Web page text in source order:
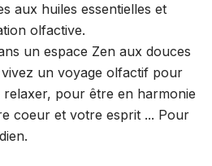
aux huiles essentielles et
olfactive.
un espace Zen aux douces
un voyage olfactif pour
pour être en harmonie
coeur et votre esprit ... Pour